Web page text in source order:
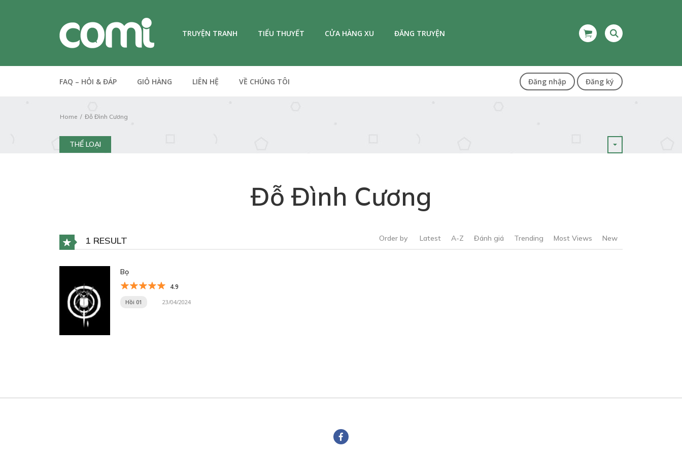
TRUYỆN TRANH TIỂU THUYẾT CỬA HÀNG XU ĐĂNG TRUYỆN
FAQ – HỎI & ĐÁP GIỎ HÀNG LIÊN HỆ VỀ CHÚNG TÔI Đăng nhập Đăng ký
Home Đỗ Đình Cương
THỂ LOẠI
Đỗ Đình Cương
1 RESULT Order by Latest A-Z Đánh giá Trending Most Views New
Bọ
4.9
Hồi 01 23/04/2024